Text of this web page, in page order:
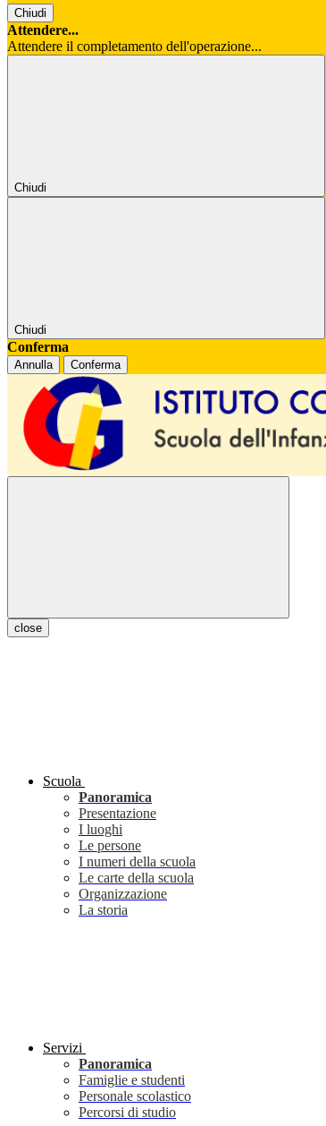
Chiudi
Attendere...
Attendere il completamento dell'operazione...
Chiudi
Chiudi
Conferma
Annulla Conferma
close
Scuola
Panoramica
Presentazione
I luoghi
Le persone
I numeri della scuola
Le carte della scuola
Organizzazione
La storia
Servizi
Panoramica
Famiglie e studenti
Personale scolastico
Percorsi di studio